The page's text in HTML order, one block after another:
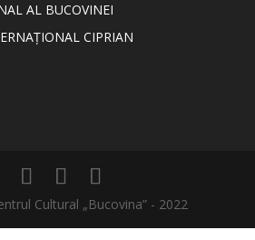
AL BUCOVINEI
CIPRIAN
Cultural „Bucovina” - 2022